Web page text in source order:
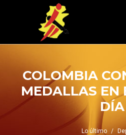
COLOMBIA
MEDALLAS EN
DÍA
Lo último